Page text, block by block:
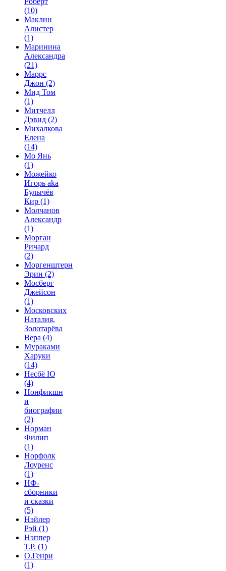
(10)
Маклин
Алистер
(1)
Маринина
Александра
(21)
Маррс
Джон (2)
Мид Том
(1)
Митчелл
Дэвид (2)
Михалкова
Елена
(14)
Мо Янь
(1)
Можейко
Игорь aka
Булычёв
Кир (1)
Молчанов
Александр
(1)
Морган
Ричард
(2)
Моргенштерн
Эрин (2)
Мосберг
Джейсон
(1)
Московских
Наталия,
Золотарёва
Вера (4)
Мураками
Харуки
(14)
Несбё Ю
(4)
Нонфикшн
и
биографии
(2)
Норман
Филип
(1)
Норфолк
Лоуренс
(1)
НФ-
сборники
и сказки
(5)
Нэйлер
Рэй (1)
Нэппер
Т.Р. (1)
О.Генри
(1)